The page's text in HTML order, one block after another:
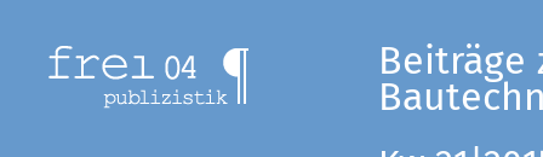
Beiträge